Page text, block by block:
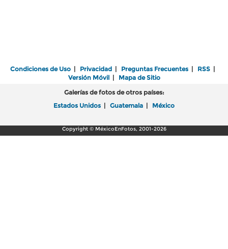
Condiciones de Uso | Privacidad | Preguntas Frecuentes | RSS |
Versión Móvil| Mapa de Sitio
Galerías de fotos de otros países:
Estados Unidos | Guatemala | México
Copyright © MéxicoEnFotos, 2001-2026